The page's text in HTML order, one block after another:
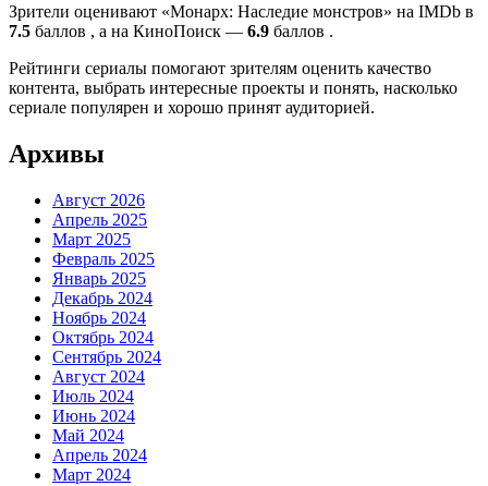
Зрители оценивают «Монарх: Наследие монстров» на IMDb в
7.5 баллов , а на КиноПоиск — 6.9 баллов .
Рейтинги сериалы помогают зрителям оценить качество
контента, выбрать интересные проекты и понять, насколько
сериале популярен и хорошо принят аудиторией.
Архивы
Август 2026
Апрель 2025
Март 2025
Февраль 2025
Январь 2025
Декабрь 2024
Ноябрь 2024
Октябрь 2024
Сентябрь 2024
Август 2024
Июль 2024
Июнь 2024
Май 2024
Апрель 2024
Март 2024